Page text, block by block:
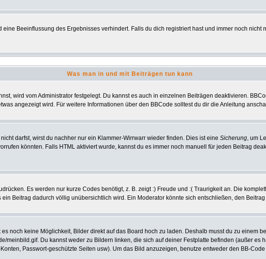
Beeinflussung des Ergebnisses verhindert. Falls du dich registriert hast und immer noch
Was man in und mit Beiträgen tun kann
wird vom Administrator festgelegt. Du kannst es auch in einzelnen Beiträgen deaktivieren.
angezeigt wird. Für weitere Informationen über den BBCode solltest du dir die Anleitung
darfst, wirst du nachher nur ein Klammer-Wirrwarr wieder finden. Dies ist eine Sicherung, um
könnten. Falls HTML aktiviert wurde, kannst du es immer noch manuell für jeden Beitrag
Es werden nur kurze Codes benötigt, z. B. zeigt :) Freude und :( Traurigkeit an. Die
Beitrag dadurch völlig unübersichtlich wird. Ein Moderator könnte sich entschließen, den
noch keine Möglichkeit, Bilder direkt auf das Board hoch zu laden. Deshalb musst du zu einem
meinbild.gif. Du kannst weder zu Bildern linken, die sich auf deiner Festplatte befinden (außer
Passwort-geschützte Seiten usw). Um das Bild anzuzeigen, benutze entweder den BB-